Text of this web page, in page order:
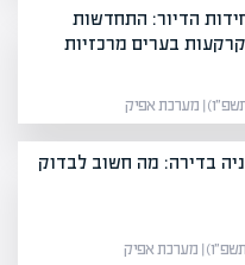
הדיור: התחדשות
קרקעות בערים מרכזיות
בדירה: מה חשוב לבדוק